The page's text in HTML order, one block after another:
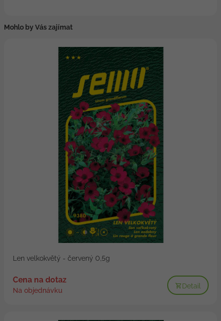
Mohlo by Vás zajímat
Len velkokvětý - červený 0,5g
Cena na dotaz
Na objednávku
Detail